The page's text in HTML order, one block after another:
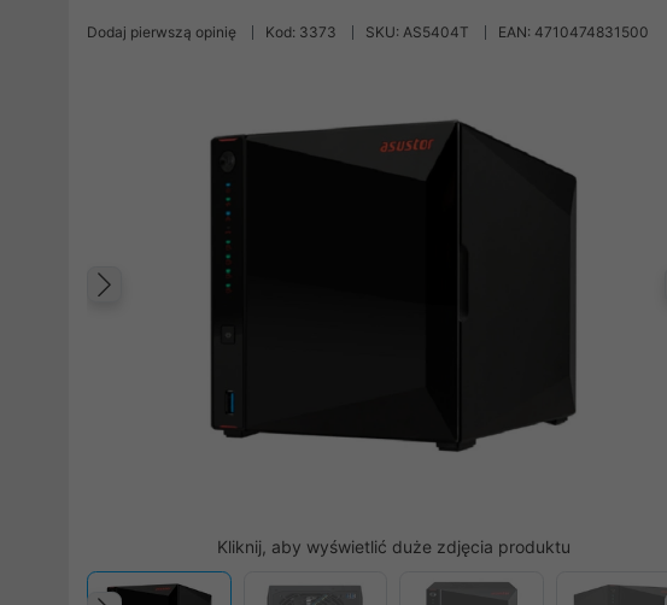
Dodaj pierwszą opinię Kod: 3373 SKU: AS5404T EAN: 4710474831500
Kliknij, aby wyświetlić duże zdjęcia produktu